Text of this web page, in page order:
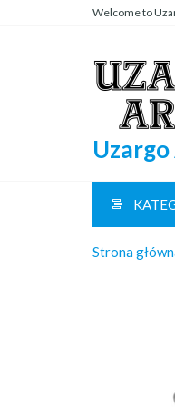
Welcome to
Strona